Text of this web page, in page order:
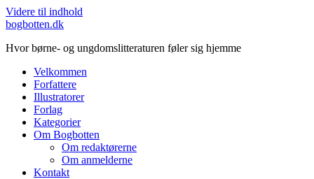
Videre til indhold
bogbotten.dk
Hvor børne- og ungdomslitteraturen føler sig hjemme
Velkommen
Forfattere
Illustratorer
Forlag
Kategorier
Om Bogbotten
Om redaktørerne
Om anmelderne
Kontakt